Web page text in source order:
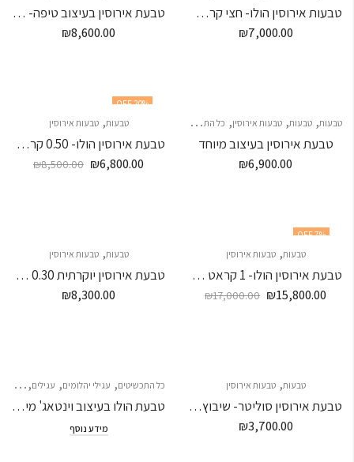
טבעות אירוסין הולו- חצי קראט מרכזית
₪7,000.00
טבעת אירוסין בעיצוב טיפה- 4\3 קראט מרכזית
₪8,600.00
טבעות, טבעות, טבעות אירוסין, כל התכשיטים
טבעת אירוסין בעיצוב מיוחד
₪6,900.00
20% OFF
טבעות,טבעות אירוסין
טבעת אירוסין הולו- 0.50 קראט מרכזית
₪6,800.00
₪8,500.00
7% OFF
טבעות,טבעות אירוסין
טבעת אירוסין הולו- 1 קראט מרכזית
₪15,800.00
₪17,000.00
טבעות,טבעות אירוסין
טבעת אירוסין יוקרתית 0.30 נקודות מרכזית- הבורסה ליהלומים
₪8,300.00
טבעות,טבעות אירוסין
טבעת אירוסין סוליטר- שיבוץ כוס
₪3,700.00
כל התכשיטים, עגילי יהלומים, עגילים, עגילים
טבעת הולו בעיצוב וינטאג' מיוחד – 1 קראט
מידע נוסף